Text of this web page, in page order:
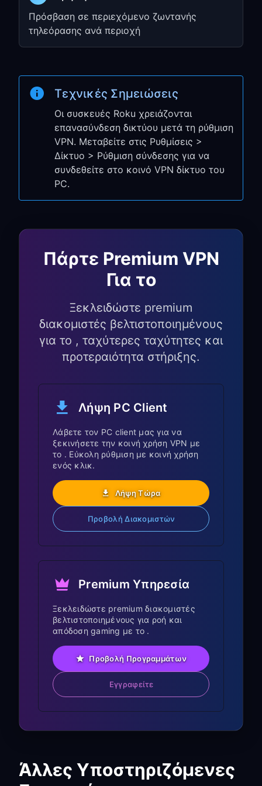
Εισαγάγετε τοHTTP Proxy
(διεύθυνση IP) και το
Βήμα 1
Βήμα 3: Δοκιμάστε τη
Σύνδεσή σας
Μεταβείτε στιςSettings→Network
→Check connection
Επαληθεύστε ότι η σύνδεση είναι
streaming (Netflix, YouTube, κ.λπ.)
πρόσβαση σε περιεχόμενο με
γεωγραφικούς περιορισμούς
πλέον VPN μέσω του υπολογιστή σας!
Ειδικές Δυνατότητες
του Roku
Ενσωμάτωση Roku OS:
του Roku OS με σύνδεση VPN
Η απλή πλοήγηση με το
τηλεχειριστήριο λειτουργεί κανονικά
Το περιβάλλον του Roku και οι
προτάσεις προσαρμόζονται στην
τοποθεσία VPN
Πρόσβαση σε διαφορετικά
Λήψη καναλιών και εφαρμογών ανά
περιοχή
Τα ιδιωτικά κανάλια και τα κανάλια
προγραμματιστή λειτουργούν με VPN
Οι προτάσεις καναλιών
Οφέλη του
Πρόσβαση σε περιεχόμενο ζωντανής
τηλεόρασης ανά περιοχή
Τεχνικές Σημειώσεις
Οι συσκευές Roku χρειάζονται
επανασύνδεση δικτύου μετά τη ρύθμιση
VPN. Μεταβείτε στις Ρυθμίσεις >
Δίκτυο > Ρύθμιση σύνδεσης για να
συνδεθείτε στο κοινό VPN δίκτυο του
PC.
Πάρτε Premium VPN
Για το
Ξεκλειδώστε premium
διακομιστές βελτιστοποιημένους
για το , ταχύτερες ταχύτητες και
προτεραιότητα στήριξης.
Λήψη PC Client
Λάβετε τον PC client μας για να
ξεκινήσετε την κοινή χρήση VPN με
το . Εύκολη ρύθμιση με κοινή χρήση
ενός κλικ.
Λήψη Τώρα
Προβολή Διακομιστών
Premium Υπηρεσία
Ξεκλειδώστε premium διακομιστές
βελτιστοποιημένους για ροή και
απόδοση gaming με το .
Προβολή Προγραμμάτων
Εγγραφείτε
Άλλες Υποστηριζόμενες